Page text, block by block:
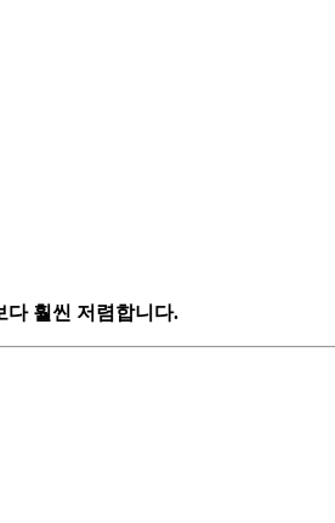
다 훨씬 저렴합니다.